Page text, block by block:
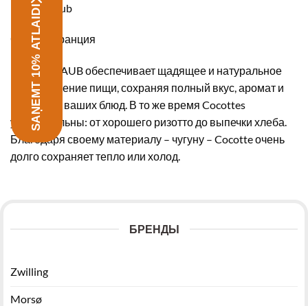
Бренд Staub
Страна Франция
Посуда STAUB обеспечивает щадящее и натуральное
приготовление пищи, сохраняя полный вкус, аромат и
витамины ваших блюд. В то же время Cocottes
универсальны: от хорошего ризотто до выпечки хлеба.
Благодаря своему материалу – чугуну – Cocotte очень
долго сохраняет тепло или холод.
БРЕНДЫ
Zwilling
Morsø
SAŅEMT 10% ATLAIDI